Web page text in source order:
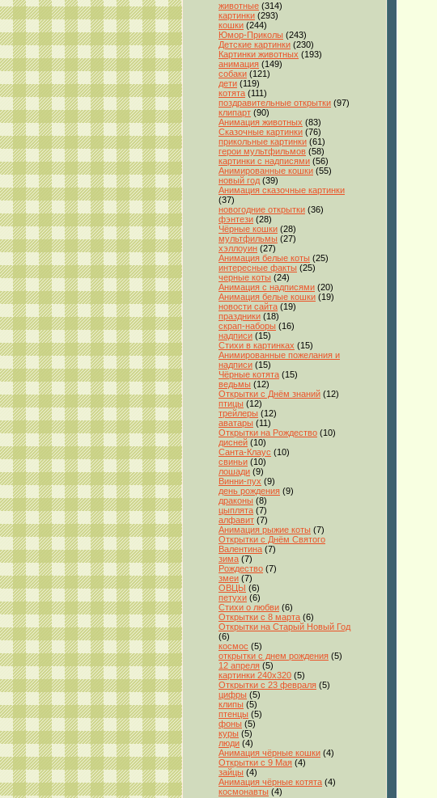
животные (314)
картинки (293)
кошки (244)
Юмор-Приколы (243)
Детские картинки (230)
Картинки животных (193)
анимация (149)
собаки (121)
дети (119)
котята (111)
поздравительные открытки (97)
клипарт (90)
Анимация животных (83)
Сказочные картинки (76)
прикольные картинки (61)
герои мультфильмов (58)
картинки с надписями (56)
Анимированные кошки (55)
новый год (39)
Анимация сказочные картинки
(37)
новогодние открытки (36)
фэнтези (28)
Чёрные кошки (28)
мультфильмы (27)
хэллоуин (27)
Анимация белые коты (25)
интересные факты (25)
черные коты (24)
Анимация с надписями (20)
Анимация белые кошки (19)
новости сайта (19)
праздники (18)
скрап-наборы (16)
надписи (15)
Стихи в картинках (15)
Анимированные пожелания и
надписи (15)
Чёрные котята (15)
ведьмы (12)
Открытки с Днём знаний (12)
птицы (12)
трейлеры (12)
аватары (11)
Открытки на Рождество (10)
дисней (10)
Санта-Клаус (10)
свиньи (10)
лошади (9)
Винни-пух (9)
день рождения (9)
драконы (8)
цыплята (7)
алфавит (7)
Анимация рыжие коты (7)
Открытки с Днём Святого
Валентина (7)
зима (7)
Рождество (7)
змеи (7)
ОВЦЫ (6)
петухи (6)
Стихи о любви (6)
Открытки с 8 марта (6)
Открытки на Старый Новый Год
(6)
космос (5)
открытки с днем рождения (5)
12 апреля (5)
картинки 240x320 (5)
Открытки с 23 февраля (5)
цифры (5)
клипы (5)
птенцы (5)
фоны (5)
куры (5)
люди (4)
Анимация чёрные кошки (4)
Открытки с 9 Мая (4)
зайцы (4)
Анимация чёрные котята (4)
космонавты (4)